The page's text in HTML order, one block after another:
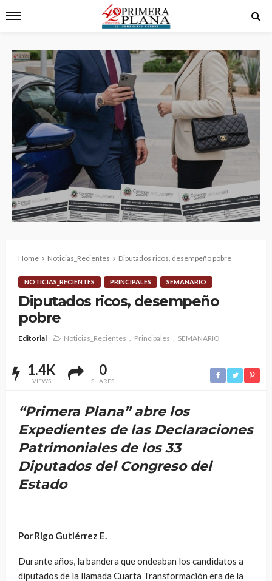
Home Noticias_Recientes Diputados ricos, desempeño pobre
NOTICIAS_RECIENTES PRINCIPALES SEMANARIO
Diputados ricos, desempeño
pobre
Editorial Noticias_Recientes Principales SEMANARIO
1.4K
VIEWS
0
SHARES
“Primera Plana” abre los
Expedientes de las Declaraciones
Patrimoniales de los 33
Diputados del Congreso del
Estado
Por Rigo Gutiérrez E.
Durante años, la bandera que ondeaban los candidatos a
diputados de la llamada Cuarta Transformación era de la